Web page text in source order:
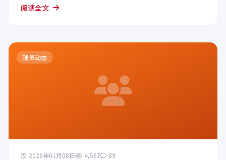
阅读全文
球员动态
2026年01月08日 4,567 89